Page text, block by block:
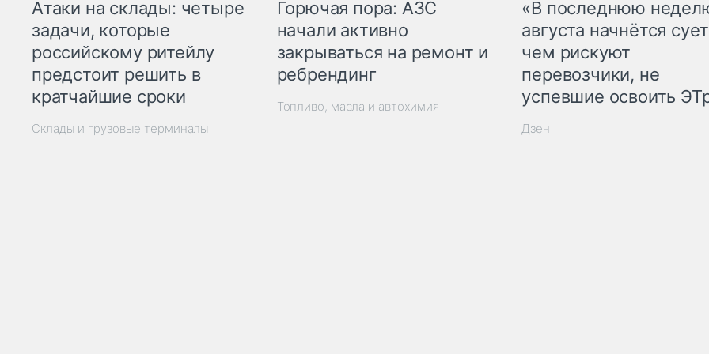
Атаки на склады: четыре
задачи, которые
российскому ритейлу
предстоит решить в
кратчайшие сроки
Склады и грузовые терминалы
Горючая пора: АЗС
начали активно
закрываться на ремонт и
ребрендинг
Топливо, масла и автохимия
«В последнюю
августа начнётся
чем рискуют
перевозчики, не
успевшие освоить
Дзен